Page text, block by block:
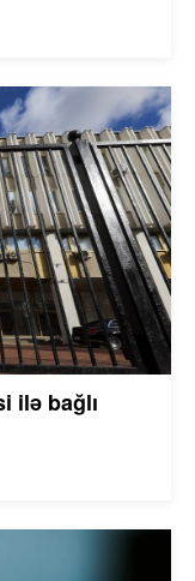
ilə bağlı